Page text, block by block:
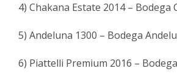
4) Chakana Estate 2014 – Bodega
5) Andeluna 1300 – Bodega
6) Piattelli Premium 2016 –